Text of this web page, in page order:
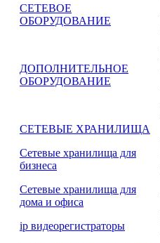
СЕТЕВОЕ
ОБОРУДОВАНИЕ
ДОПОЛНИТЕЛЬНОЕ
ОБОРУДОВАНИЕ
СЕТЕВЫЕ ХРАНИЛИЩА
Сетевые хранилища для
бизнеса
Сетевые хранилища для
дома и офиса
ip видеорегистраторы